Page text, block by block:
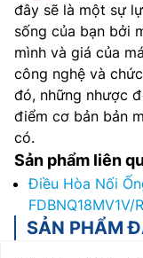
đây sẽ là một sự
sống của bạn bởi
mình và giá của
công nghệ và
đó, những nhược
điểm cơ bản bản
có.
Sản phẩm liên
Điều Hòa Nối
FDBNQ18MV1V/
SẢN PHẨM